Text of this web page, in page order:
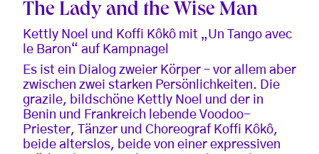
The Lady and the Wise Man
Kettly Noel und Koffi Kôkô mit „Un Tango avec
le Baron“ auf Kampnagel
Es ist ein Dialog zweier Körper – vor allem aber
zwischen zwei starken Persönlichkeiten. Die
grazile, bildschöne Kettly Noel und der in
Benin und Frankreich lebende Voodoo-
Priester, Tänzer und Choreograf Koffi Kôkô,
beide alterslos, beide von einer expressiven